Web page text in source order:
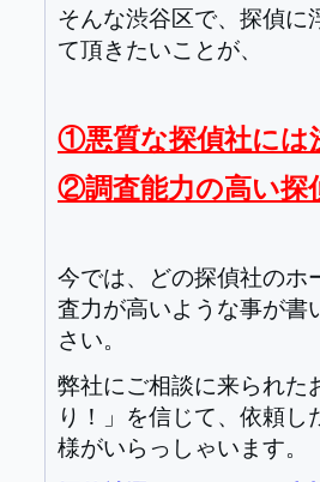
そんな渋谷区で、探偵に
て頂きたいことが、
①悪質な探偵社には
②調査能力の高い探
今では、どの探偵社のホ
査力が高いような事が書
さい。
弊社にご相談に来られた
り！」を信じて、依頼
様がいらっしゃいます。